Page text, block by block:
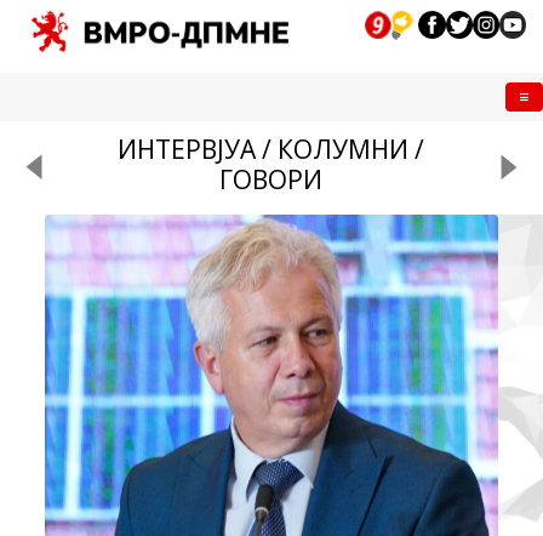
ИНТЕРВЈУА / КОЛУМНИ /
ГОВОРИ